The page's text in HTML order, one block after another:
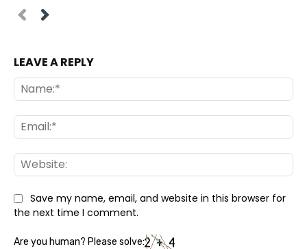
LEAVE A REPLY
Save my name, email, and website in this browser for
the next time I comment.
Are you human? Please solve: